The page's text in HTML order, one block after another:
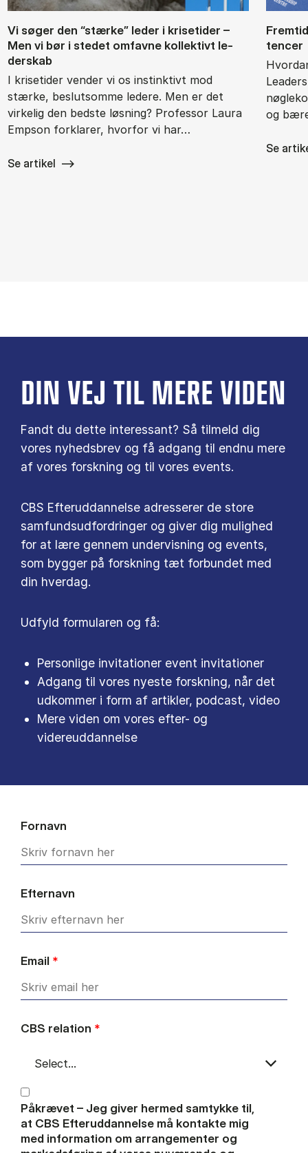
Vi sø­ger den “stær­ke” le­der i kri­se­ti­der –
Men vi bør i ste­det om­fav­ne kol­lek­tivt le­
der­skab
I krisetider vender vi os instinktivt mod
stærke, beslutsomme ledere. Men er det
virkelig den bedste løsning? Professor Laura
Empson forklarer, hvorfor vi har…
Se artikel
ten­cer
og
Se
DIN VEJ TIL MERE VIDEN
Fandt du dette interessant? Så tilmeld dig
vores nyhedsbrev og få adgang til endnu mere
af vores forskning og til vores events.
CBS Efteruddannelse adresserer de store
samfundsudfordringer og giver dig mulighed
for at lære gennem undervisning og events,
som bygger på forskning tæt forbundet med
din hverdag.
Udfyld formularen og få:
Personlige invitationer event invitationer
Adgang til vores nyeste forskning, når det
udkommer i form af artikler, podcast, video
Mere viden om vores efter- og
videreuddannelse
Fornavn
Efternavn
Email *
CBS relation *
Påkrævet – Jeg giver hermed samtykke til,
at CBS Efteruddannelse må kontakte mig
med information om arrangementer og